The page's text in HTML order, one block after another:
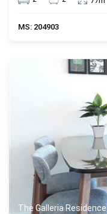
MS: 204903
The Galleria Residence